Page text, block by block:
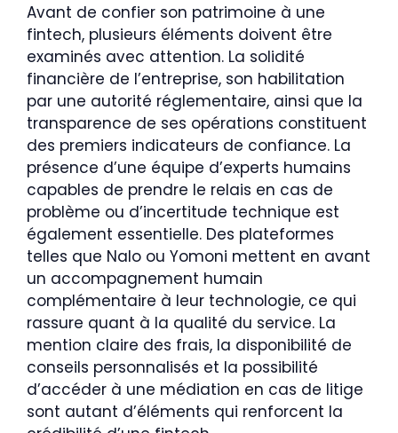
Avant de confier son patrimoine à une
fintech, plusieurs éléments doivent être
examinés avec attention. La solidité
financière de l’entreprise, son habilitation
par une autorité réglementaire, ainsi que la
transparence de ses opérations constituent
des premiers indicateurs de confiance. La
présence d’une équipe d’experts humains
capables de prendre le relais en cas de
problème ou d’incertitude technique est
également essentielle. Des plateformes
telles que Nalo ou Yomoni mettent en avant
un accompagnement humain
complémentaire à leur technologie, ce qui
rassure quant à la qualité du service. La
mention claire des frais, la disponibilité de
conseils personnalisés et la possibilité
d’accéder à une médiation en cas de litige
sont autant d’éléments qui renforcent la